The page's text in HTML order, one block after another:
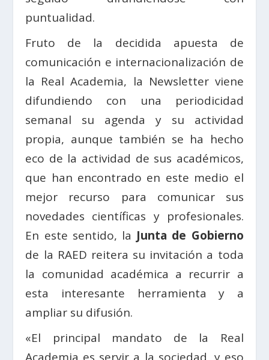
puntualidad.
Fruto de la decidida apuesta de
comunicación e internacionalización de
la Real Academia, la Newsletter viene
difundiendo con una periodicidad
semanal su agenda y su actividad
propia, aunque también se ha hecho
eco de la actividad de sus académicos,
que han encontrado en este medio el
mejor recurso para comunicar sus
novedades científicas y profesionales.
En este sentido, la Junta de Gobierno
de la RAED reitera su invitación a toda
la comunidad académica a recurrir a
esta interesante herramienta y a
ampliar su difusión.
«El principal mandato de la Real